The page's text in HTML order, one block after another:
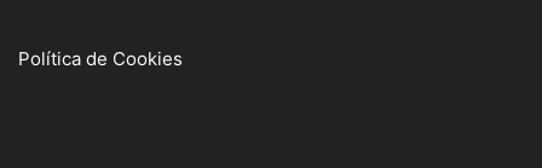
Política de Cookies